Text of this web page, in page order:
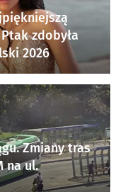
zdobyła
2026
Zmiany tras
na ul.